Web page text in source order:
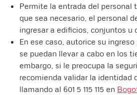
Permite la entrada del personal
que sea necesario, el personal
ingresar a edificios, conjuntos u
En ese caso, autorice su
se puedan llevar a cabo en los
embargo, si le preocupa la
recomienda validar la identidad
llamando al 601 5 115 115 en